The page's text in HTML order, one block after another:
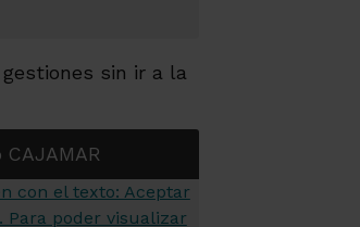
sin ir a la